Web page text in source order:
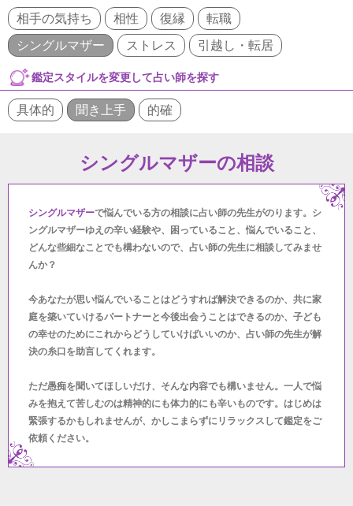
相手の気持ち 相性 復縁
転職
シングルマザー
ストレス 引越し・転居
鑑定スタイルを変更して占い師を探す
具体的 聞き上手 的確
シングルマザーの相談
シングルマザーで悩んでいる方の相談に占い師の先生がのります。シ
ングルマザーゆえの辛い経験や、困っていること、悩んでいること、
どんな些細なことでも構わないので、占い師の先生に相談してみませ
んか？
今あなたが思い悩んでいることはどうすれば解決できるのか、共に家
庭を築いていけるパートナーと今後出会うことはできるのか、子ども
の幸せのためにこれからどうしていけばいいのか、占い師の先生が解
決の糸口を助言してくれます。
ただ愚痴を聞いてほしいだけ、そんな内容でも構いません。一人で悩
みを抱えて苦しむのは精神的にも体力的にも辛いものです。はじめは
緊張するかもしれませんが、かしこまらずにリラックスして鑑定をご
依頼ください。